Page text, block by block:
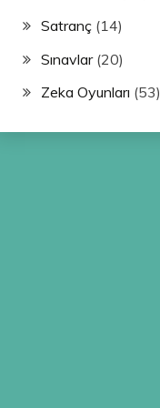
Satranç(14)
Sınavlar(20)
Zeka Oyunları (53)